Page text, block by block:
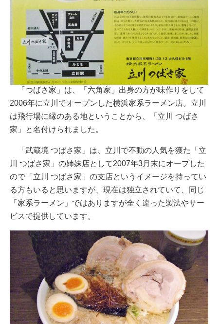
「つばさ家」は、「六角家」出身の方が味作りをして
2006年に立川でオープンした横浜家系ラーメン店。立川
は飛行場に縁のある地ということから、「立川 つばさ
家」と名付けられました。
「武蔵境 つばさ家」は、立川で不動の人気を獲た「立
川 つばさ家」の姉妹店として2007年3月末にオープした
ので「立川 つばさ家」の支店というイメージを持ってい
る方もいると思いますが、現在は独立されていて、同じ
「家系ラーメン」ではありますが全く違った製法やサー
ビスで提供しています。